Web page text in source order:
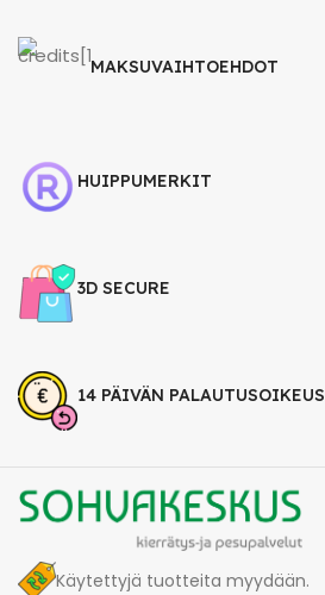
MAKSUVAIHTOEHDOT
HUIPPUMERKIT
3D SECURE
14 PÄIVÄN PALAUTUSOIKEUS
Käytettyjä tuotteita myydään.